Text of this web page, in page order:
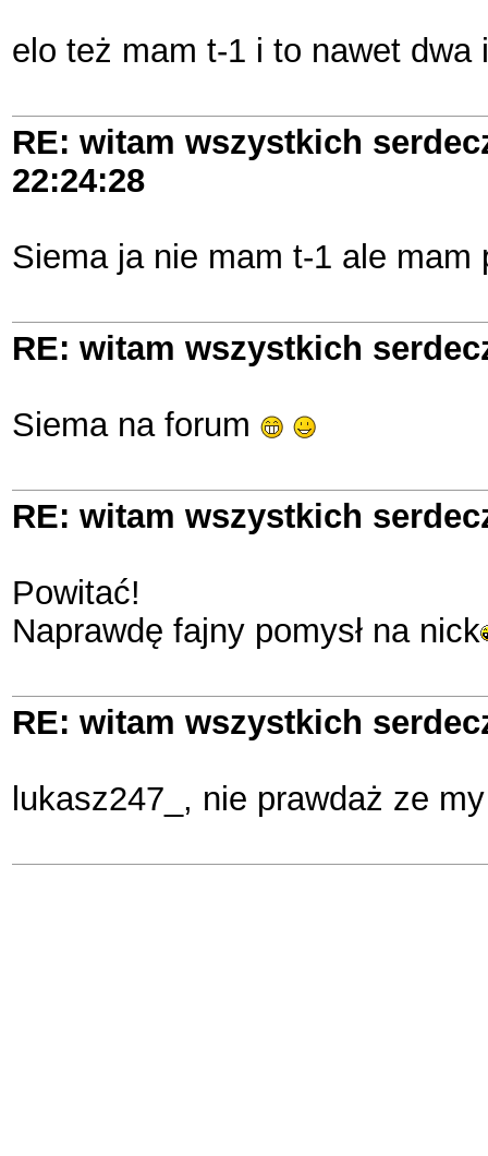
elo też mam t-1 i to nawet dwa
RE: witam wszystkich
22:24:28
Siema ja nie mam t-1 ale
RE: witam wszystkich
Siema na forum
RE: witam wszystkich
Powitać!
Naprawdę fajny pomysł na nick
RE: witam wszystkich
lukasz247_, nie prawdaż ze